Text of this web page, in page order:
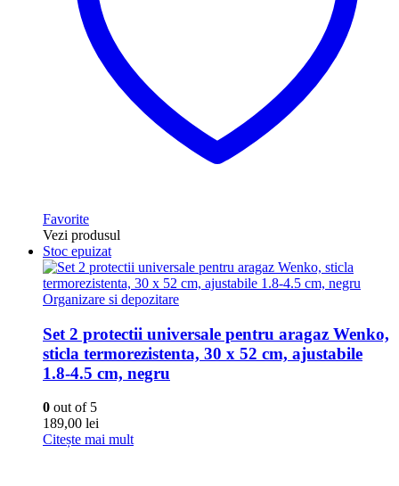
Favorite
Vezi produsul
Stoc epuizat
Organizare si depozitare
Set 2 protectii universale pentru aragaz Wenko,
sticla termorezistenta, 30 x 52 cm, ajustabile
1.8-4.5 cm, negru
0 out of 5
189,00 lei
Citește mai mult